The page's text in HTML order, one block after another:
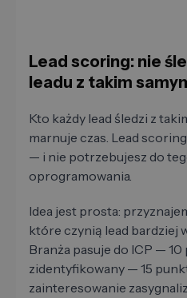
Lead scoring: nie
leadu z takim
Kto każdy lead śledzi z
marnuje czas. Lead
— i nie potrzebujesz do
oprogramowania.
Idea jest prosta:
które czynią lead bardziej
Branża pasuje do ICP —
zidentyfikowany — 15
zainteresowanie